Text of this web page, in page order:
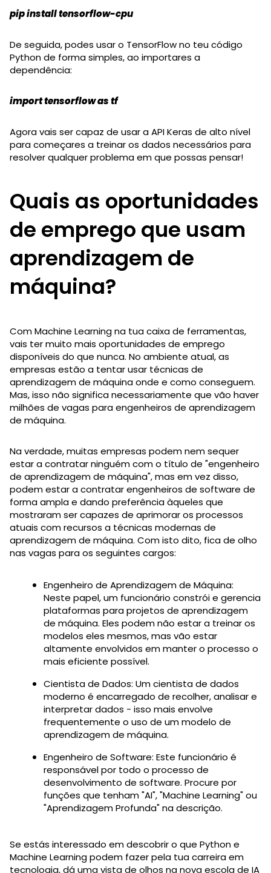
pip install tensorflow-cpu
De seguida, podes usar o TensorFlow no teu código
Python de forma simples, ao importares a
dependência:
import tensorflow as tf
Agora vais ser capaz de usar a API Keras de alto nível
para começares a treinar os dados necessários para
resolver qualquer problema em que possas pensar!
Quais as oportunidades
de emprego que usam
aprendizagem de
máquina?
Com Machine Learning na tua caixa de ferramentas,
vais ter muito mais oportunidades de emprego
disponíveis do que nunca. No ambiente atual, as
empresas estão a tentar usar técnicas de
aprendizagem de máquina onde e como conseguem.
Mas, isso não significa necessariamente que vão haver
milhões de vagas para engenheiros de aprendizagem
de máquina.
Na verdade, muitas empresas podem nem sequer
estar a contratar ninguém com o título de "engenheiro
de aprendizagem de máquina", mas em vez disso,
podem estar a contratar engenheiros de software de
forma ampla e dando preferência àqueles que
mostraram ser capazes de aprimorar os processos
atuais com recursos a técnicas modernas de
aprendizagem de máquina. Com isto dito, fica de olho
nas vagas para os seguintes cargos:
Engenheiro de Aprendizagem de Máquina:
Neste papel, um funcionário constrói e gerencia
plataformas para projetos de aprendizagem
de máquina. Eles podem não estar a treinar os
modelos eles mesmos, mas vão estar
altamente envolvidos em manter o processo o
mais eficiente possível.
Cientista de Dados: Um cientista de dados
moderno é encarregado de recolher, analisar e
interpretar dados - isso mais envolve
frequentemente o uso de um modelo de
aprendizagem de máquina.
Engenheiro de Software: Este funcionário é
responsável por todo o processo de
desenvolvimento de software. Procure por
funções que tenham "AI", "Machine Learning" ou
"Aprendizagem Profunda" na descrição.
Se estás interessado em descobrir o que Python e
Machine Learning podem fazer pela tua carreira em
tecnologia, dá uma vista de olhos na nova escola de IA